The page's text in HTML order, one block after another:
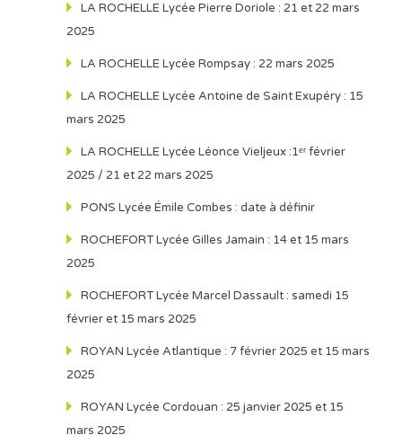
LA ROCHELLE Lycée Pierre Doriole : 21 et 22 mars
2025
LA ROCHELLE Lycée Rompsay : 22 mars 2025
LA ROCHELLE Lycée Antoine de Saint Exupéry : 15
mars 2025
LA ROCHELLE Lycée Léonce Vieljeux :1ᵉʳ février
2025 / 21 et 22 mars 2025
PONS Lycée Émile Combes : date à définir
ROCHEFORT Lycée Gilles Jamain : 14 et 15 mars
2025
ROCHEFORT Lycée Marcel Dassault : samedi 15
février et 15 mars 2025
ROYAN Lycée Atlantique : 7 février 2025 et 15 mars
2025
ROYAN Lycée Cordouan : 25 janvier 2025 et 15
mars 2025